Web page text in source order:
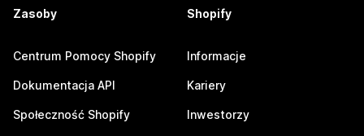
Zasoby
Centrum Pomocy Shopify
Dokumentacja API
Społeczność Shopify
Shopify
Informacje
Kariery
Inwestorzy